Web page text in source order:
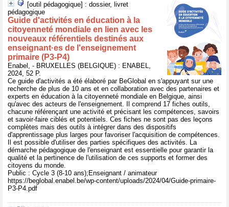
[outil pédagogique] : dossier, livret
pédagogique
Guide d'activités en éducation à la
citoyenneté mondiale en lien avec les
nouveaux référentiels destinés aux
enseignant·es de l'enseignement
primaire (P3-P4)
Enabel, - BRUXELLES (BELGIQUE) : ENABEL,
2024, 52 P.
Ce guide d'activités a été élaboré par BeGlobal en s'appuyant sur une
recherche de plus de 10 ans et en collaboration avec des partenaires et
experts en éducation à la citoyenneté mondiale en Belgique, ainsi
qu'avec des acteurs de l'enseignement. Il comprend 17 fiches outils,
chacune référençant une activité et précisant les compétences, savoirs
et savoir-faire ciblés et potentiels. Ces fiches ne sont pas des leçons
complètes mais des outils à intégrer dans des dispositifs
d'apprentissage plus larges pour favoriser l'acquisition de compétences.
Il est possible d'utiliser des parties spécifiques des activités. La
démarche pédagogique de l'enseignant est essentielle pour garantir la
qualité et la pertinence de l'utilisation de ces supports et former des
citoyens du monde.
Public : Cycle 3 (8-10 ans);Enseignant / animateur
https://beglobal.enabel.be/wp-content/uploads/2024/04/Guide-primaire-
P3-P4.pdf